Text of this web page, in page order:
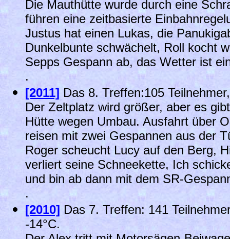
Die Mauthütte wurde durch eine
führen eine zeitbasierte
Justus hat einen Lukas, die
Dunkelbunte schwächelt, Roll kocht
Sepps Gespann ab, das Wetter ist
.
[2011] Das 8. Treffen:105
Der Zeltplatz wird größer, aber es
Hütte wegen Umbau. Ausfahrt über
reisen mit zwei Gespannen aus der
Roger scheucht Lucy auf den Berg,
verliert seine Schneekette, Ich
und bin ab dann mit dem SR-
.
[2010] Das 7. Treffen: 141
-14°C.